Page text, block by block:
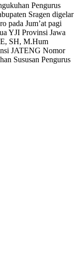
YJI
Kabupaten
Sragen
Dilantik,
Diharap
Segera
Inisiasi
Pengurus
Sragen digelar
pada Jum’at pagi
YJI Provinsi Jawa
SH, M.Hum
JATENG Nomor
Sususan Pengurus